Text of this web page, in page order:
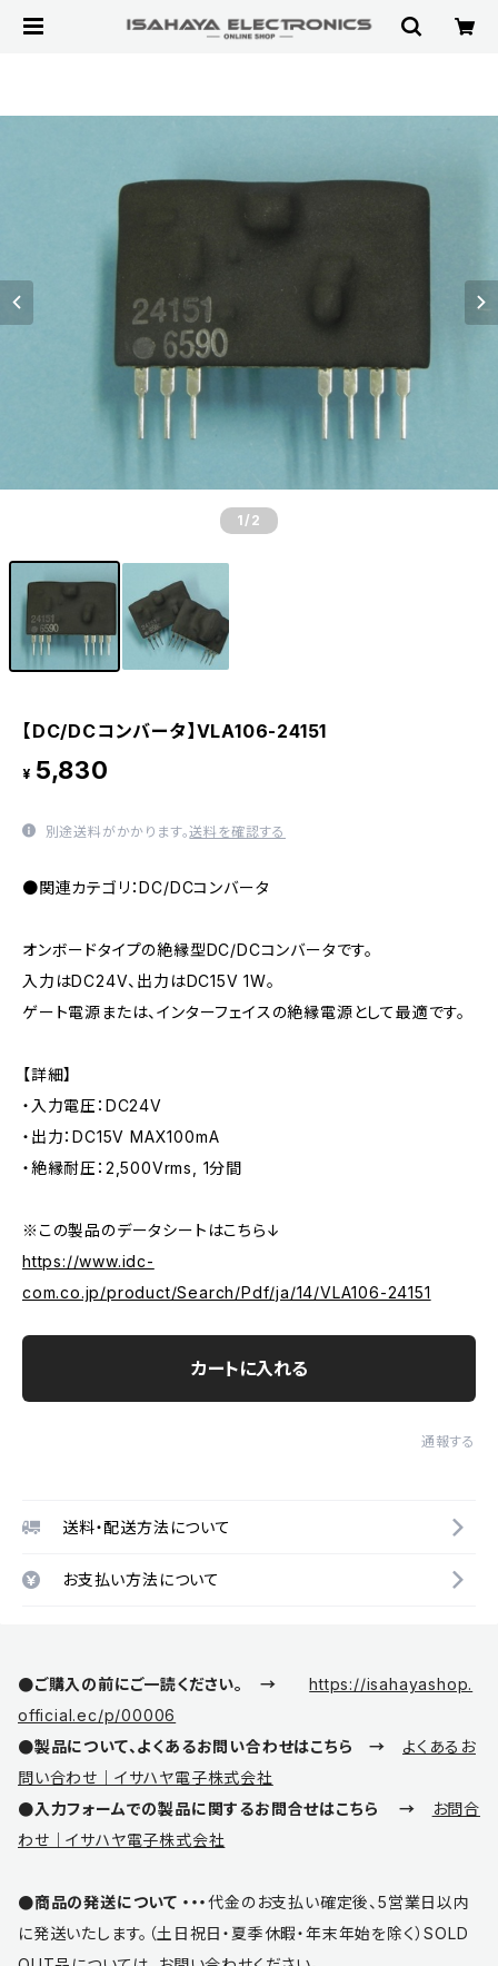
1 /2
【DC/DCコンバータ】VLA106-24151
¥ 5,830
別途送料がかかります。送料を確認する
●関連カテゴリ：DC/DCコンバータ
オンボードタイプの絶縁型DC/DCコンバータです。
入力はDC24V、出力はDC15V 1W。
ゲート電源または、インターフェイスの絶縁電源として最適です。
【詳細】
・入力電圧：DC24V
・出力：DC15V MAX100mA
・絶縁耐圧：2,500Vrms, 1分間
※この製品のデータシートはこちら↓
https://www.idc-
com.co.jp/product/Search/Pdf/ja/14/VLA106-24151
カートに入れる
通報する
送料・配送方法について
お支払い方法について
●ご購入の前にご一読ください。 →https://isahayashop.
official.ec/p/00006
●製品について、よくあるお問い合わせはこちら → よくあるお
問い合わせ｜イサハヤ電子株式会社
●入力フォームでの製品に関するお問合せはこちら →
お問合
わせ｜イサハヤ電子株式会社
●商品の発送について ・・・代金のお支払い確定後、5営業日以内
に発送いたします。（土日祝日・夏季休暇・年末年始を除く）SOLD